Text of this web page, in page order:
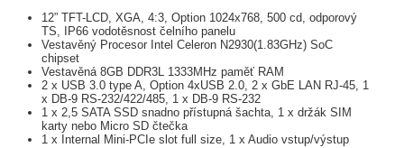
12” TFT-LCD, XGA, 4:3, Option 1024x768, 500 cd, odporový
TS, IP66 vodotěsnost čelního panelu
Vestavěný Procesor Intel Celeron N2930(1.83GHz) SoC
chipset
Vestavěná 8GB DDR3L 1333MHz paměť RAM
2 x USB 3.0 type A, Option 4xUSB 2.0, 2 x GbE LAN RJ-45, 1
x DB-9 RS-232/422/485, 1 x DB-9 RS-232
1 x 2,5 SATA SSD snadno přístupná šachta, 1 x držák SIM
karty nebo Micro SD čtečka
1 x Internal Mini-PCIe slot full size, 1 x Audio vstup/výstup